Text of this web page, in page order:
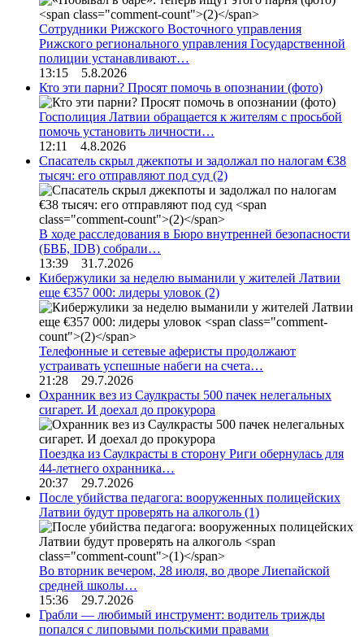
Сотрудники Рижского Восточного управления
Рижского регионального управления Государственной
полиции устанавливают…
13:15 5.8.2026
Кто эти парни? Просят помочь в опознании (фото)
Госполиция Латвии обращается к жителям с просьбой
помочь установить личности…
12:11 4.8.2026
Спасатель скрыл джекпоты и задолжал по налогам €38
тысяч: его отправляют под суд (2)
В ходе расследования в Бюро внутренней безопасности
(БВБ, IDB) собрали…
13:39 31.7.2026
Кибержулики за неделю выманили у жителей Латвии
еще €357 000: лидеры уловок (2)
Телефонные и сетевые аферисты продолжают
устраивать успешные набеги на счета…
21:28 29.7.2026
Охранник вез из Саулкрасты 500 пачек нелегальных
сигарет. И доехал до прокурора
Поездка из Саулкрасты в сторону Риги обернулась для
44-летнего охранника…
20:37 29.7.2026
После убийства педагога: вооруженных полицейских
Латвии будут проверять на алкоголь (1)
Во вторник вечером, 28 июля, во дворе Лиепайской
средней школы…
15:36 29.7.2026
Грабли — любимый инструмент: водитель трижды
попался с липовыми польскими правами